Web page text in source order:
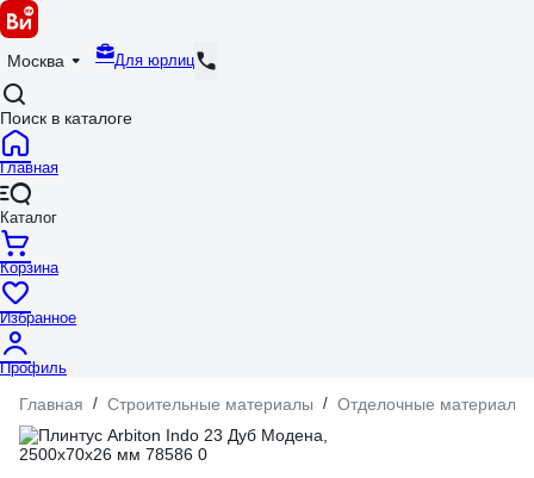
Москва Для юрлиц
Поиск в каталоге
Главная
Каталог
Корзина
Избранное
Профиль
Главная / Строительные материалы / Отделочные материалы